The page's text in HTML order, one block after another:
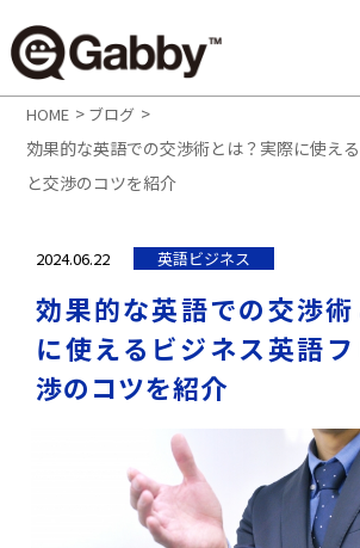
HOME > ブログ >
効果的な英語での交渉術とは？実際に使え
と交渉のコツを紹介
2024.06.22 英語ビジネス
効果的な英語での交渉
に使えるビジネス英語
渉のコツを紹介